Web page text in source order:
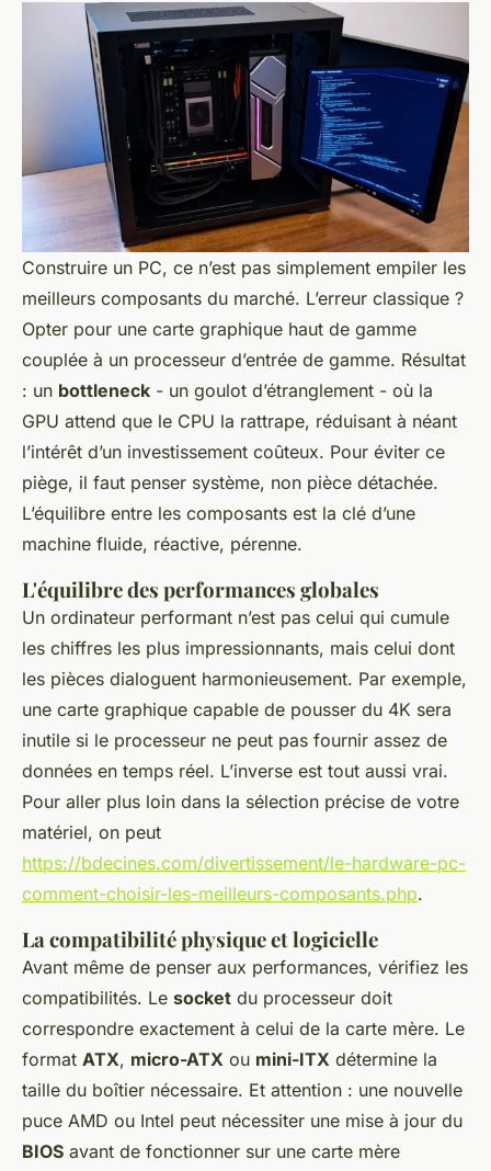
Construire un PC, ce n’est pas simplement empiler les
meilleurs composants du marché. L’erreur classique ?
Opter pour une carte graphique haut de gamme
couplée à un processeur d’entrée de gamme. Résultat
: un bottleneck - un goulot d’étranglement - où la
GPU attend que le CPU la rattrape, réduisant à néant
l’intérêt d’un investissement coûteux. Pour éviter ce
piège, il faut penser système, non pièce détachée.
L’équilibre entre les composants est la clé d’une
machine fluide, réactive, pérenne.
L'équilibre des performances globales
Un ordinateur performant n’est pas celui qui cumule
les chiffres les plus impressionnants, mais celui dont
les pièces dialoguent harmonieusement. Par exemple,
une carte graphique capable de pousser du 4K sera
inutile si le processeur ne peut pas fournir assez de
données en temps réel. L’inverse est tout aussi vrai.
Pour aller plus loin dans la sélection précise de votre
matériel, on peut
https://bdecines.com/divertissement/le-hardware-pc-
comment-choisir-les-meilleurs-composants.php.
La compatibilité physique et logicielle
Avant même de penser aux performances, vérifiez les
compatibilités. Le socket du processeur doit
correspondre exactement à celui de la carte mère. Le
format ATX, micro-ATX ou mini-ITX détermine la
taille du boîtier nécessaire. Et attention : une nouvelle
puce AMD ou Intel peut nécessiter une mise à jour du
BIOS avant de fonctionner sur une carte mère